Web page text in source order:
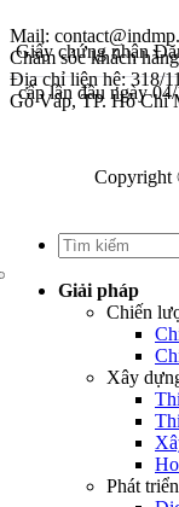
Mail:
Chăm sóc khách
Địa chỉ liên hệ: 318/
Gò Vấp, TP. Hồ Chí
Giấy chứng nhận
cấp lần đầu ngày
Copyright
Giải pháp
Chiến
Xây
Phát triển